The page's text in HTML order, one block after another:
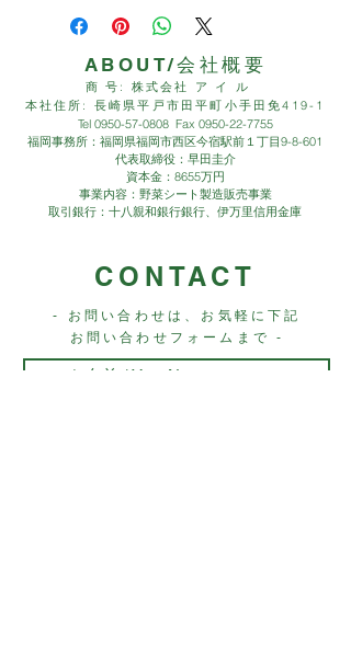
食物繊維 1.6g
エネルギー 10.72Kcal
タンパク質 0.33g
脂質 0.04g
炭水化物 3.1g
食塩相当量 0.016g
ABOUT/会社概要
商 号: 株式会社 ア イ ル
本社住所: 長崎県平戸市田平町小手田免419-1
Tel 0950-57-0808Fax 0950-22-7755
福岡事務所：福岡県福岡市西区今宿駅前１丁目9-8-601
代表取締役：早田圭介
資本金：8655万円
事業内容：野菜シート製造販売事業
取引銀行：十八親和銀行銀行、伊万里信用金庫
CONTACT
- お問い合わせは、お気軽に下記
お問い合わせフォームまで -